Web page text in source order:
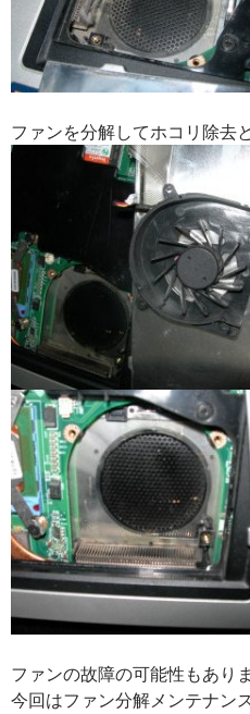
ファンを分解してホコリ除去
ファンの故障の可能性もあり
今回はファン分解メンテナン